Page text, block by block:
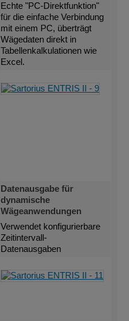
Echte "PC-Direktfunktion"
für die einfache Verbindung
mit einem PC, überträgt
Wägedaten direkt in
Tabellenkalkulationen wie
Excel.
Datenausgabe für
dynamische
Wägeanwendungen
Verwendet konfigurierbare
Zeitintervall-
Datenausgaben